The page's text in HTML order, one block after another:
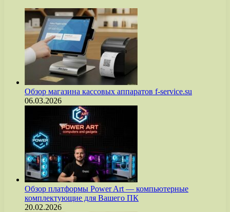
Обзор магазина кассовых аппаратов f-service.su
06.03.2026
Обзор платформы Power Art — компьютерные
комплектующие для Вашего ПК
20.02.2026